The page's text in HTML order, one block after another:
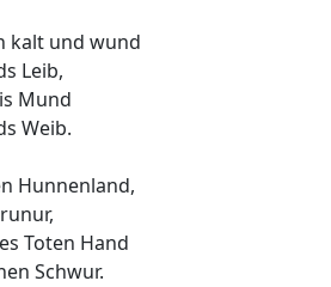
kalt und wund
Leib,
Mund
Weib.
Hunnenland,
Toten Hand
Schwur.